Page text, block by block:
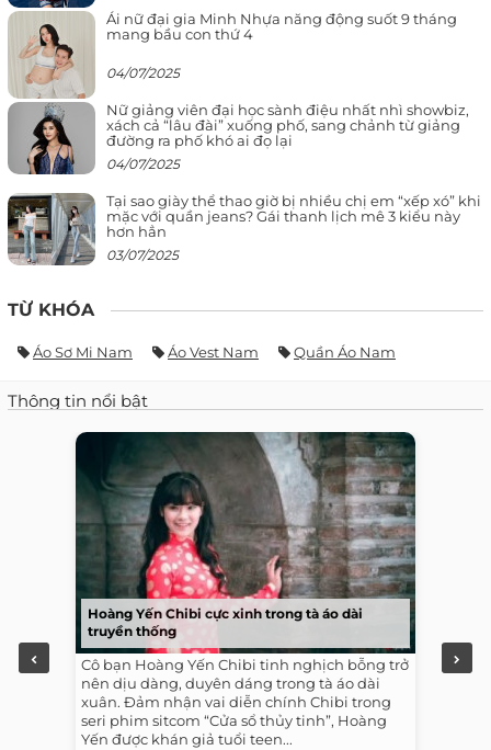
Ái nữ đại gia Minh Nhựa năng động suốt 9 tháng
mang bầu con thứ 4
04/07/2025
Nữ giảng viên đại học sành điệu nhất nhì showbiz,
xách cả “lâu đài” xuống phố, sang chảnh từ giảng
đường ra phố khó ai đọ lại
04/07/2025
Tại sao giày thể thao giờ bị nhiều chị em “xếp xó” khi
mặc với quần jeans? Gái thanh lịch mê 3 kiểu này
hơn hẳn
03/07/2025
TỪ KHÓA
Áo Sơ Mi Nam Áo Vest Nam Quần Áo Nam
Thông tin nổi bật
Hoàng Yến Chibi cực xinh trong tà áo dài
truyền thống
Cô bạn Hoàng Yến Chibi tinh nghịch bỗng trở
nên dịu dàng, duyên dáng trong tà áo dài
xuân. Đảm nhận vai diễn chính Chibi trong
seri phim sitcom “Cửa sổ thủy tinh”, Hoàng
Yến được khán giả tuổi teen...